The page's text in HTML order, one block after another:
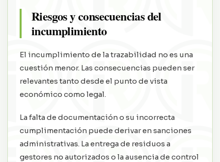
Riesgos y consecuencias del
incumplimiento
El incumplimiento de la trazabilidad no es una
cuestión menor. Las consecuencias pueden ser
relevantes tanto desde el punto de vista
económico como legal.
La falta de documentación o su incorrecta
cumplimentación puede derivar en sanciones
administrativas. La entrega de residuos a
gestores no autorizados o la ausencia de control